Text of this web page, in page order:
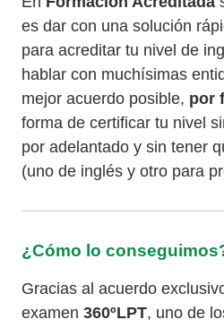
es dar con una solución
para acreditar tu nivel de
hablar con muchísimas
mejor acuerdo posible, por
forma de certificar tu nivel
por adelantado y sin tener
(uno de inglés y otro para
¿Cómo lo
Gracias al acuerdo
examen 360ºLPT, uno de